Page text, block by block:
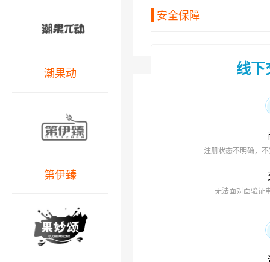
安全保障
线下
注册状态不明确，
无法面对面验证
潮果动
第伊臻